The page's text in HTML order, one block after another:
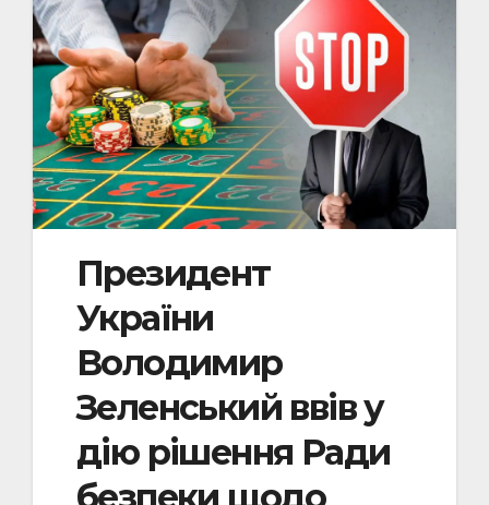
Президент
України
Володимир
Зеленський ввів у
дію рішення Ради